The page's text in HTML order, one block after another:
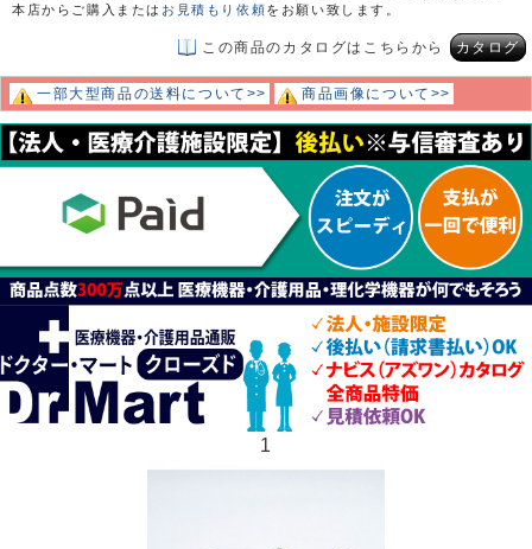
本店からご購入または お見積もり依頼をお願い致します。
この商品のカタログはこちらから カタログ
一部大型商品の送料について>> 商品画像について>>
1